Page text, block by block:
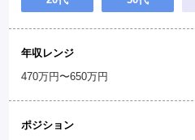
年収レンジ
470万円〜650万円
ポジション